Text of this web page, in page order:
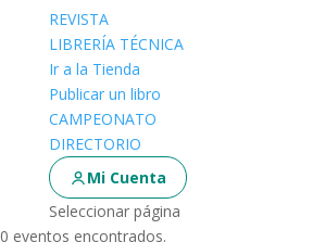
REVISTA
LIBRERÍA TÉCNICA
Ir a la Tienda
Publicar un libro
CAMPEONATO
DIRECTORIO
Mi Cuenta
Seleccionar página
0 eventos encontrados.